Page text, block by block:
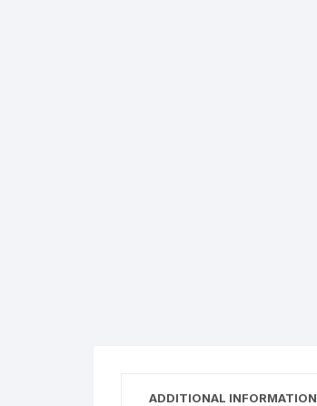
ADDITIONAL INFORMATION